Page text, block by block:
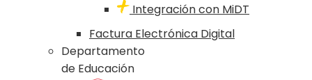
Integración con MiDT
Factura Electrónica Digital
Departamento
de Educación